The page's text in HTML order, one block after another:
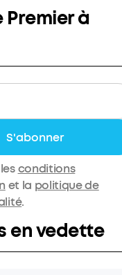
Premier à
S'abonner
conditions
et la politique de
.
en vedette